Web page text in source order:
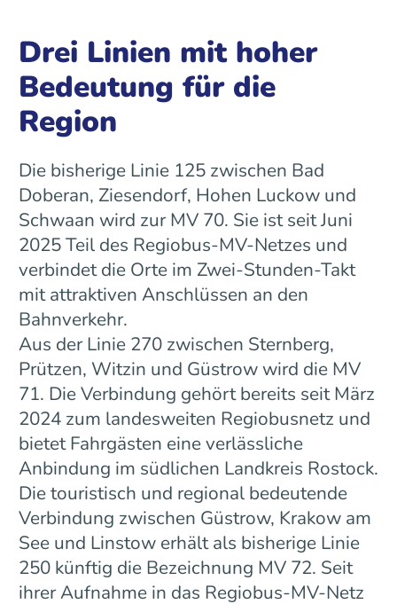
Drei Linien mit hoher
Bedeutung für die
Region
Die bisherige Linie 125 zwischen Bad
Doberan, Ziesendorf, Hohen Luckow und
Schwaan wird zur MV 70. Sie ist seit Juni
2025 Teil des Regiobus-MV-Netzes und
verbindet die Orte im Zwei-Stunden-Takt
mit attraktiven Anschlüssen an den
Bahnverkehr.
Aus der Linie 270 zwischen Sternberg,
Prützen, Witzin und Güstrow wird die MV
71. Die Verbindung gehört bereits seit März
2024 zum landesweiten Regiobusnetz und
bietet Fahrgästen eine verlässliche
Anbindung im südlichen Landkreis Rostock.
Die touristisch und regional bedeutende
Verbindung zwischen Güstrow, Krakow am
See und Linstow erhält als bisherige Linie
250 künftig die Bezeichnung MV 72. Seit
ihrer Aufnahme in das Regiobus-MV-Netz